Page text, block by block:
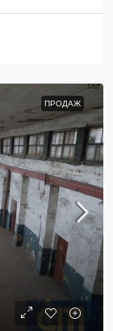
ПРОДАЖ